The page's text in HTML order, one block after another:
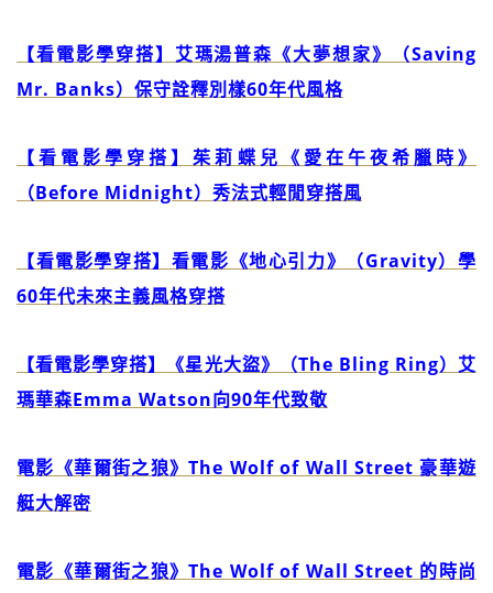
【看電影學穿搭】艾瑪湯普森《大夢想家》（Saving
Mr. Banks）保守詮釋別樣60年代風格
【看電影學穿搭】茱莉蝶兒《愛在午夜希臘時》
（Before Midnight）秀法式輕閒穿搭風
【看電影學穿搭】看電影《地心引力》（Gravity）學
60年代未來主義風格穿搭
【看電影學穿搭】《星光大盜》（The Bling Ring）艾
瑪華森Emma Watson向90年代致敬
電影《華爾街之狼》The Wolf of Wall Street 豪華遊
艇大解密
電影《華爾街之狼》The Wolf of Wall Street 的時尚